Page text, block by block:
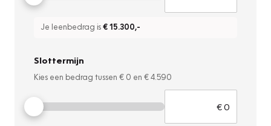
Je leenbedrag is€ 15.300,-
Slottermijn
Kies een bedrag tussen € 0 en € 4.590